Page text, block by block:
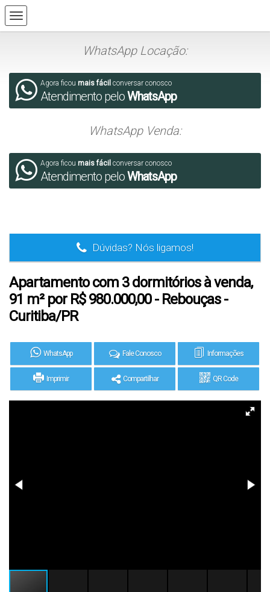
WhatsApp Locação:
Agora ficou mais fácil conversar conosco
Atendimento peloWhatsApp
WhatsApp Venda:
Agora ficou mais fácil conversar conosco
Atendimento peloWhatsApp
Dúvidas? Nós ligamos!
Apartamento com 3 dormitórios à venda,
91 m² por R$ 980.000,00 - Rebouças -
Curitiba/PR
WhatsApp Fale Conosco Informações
Imprimir Compartilhar QR Code